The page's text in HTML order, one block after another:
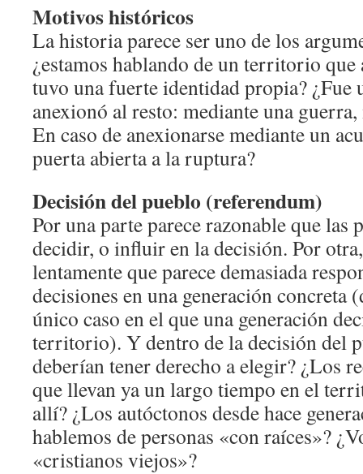
Motivos históricos
La historia parece ser uno de los
¿estamos hablando de un territorio
tuvo una fuerte identidad propia? ¿Fue
anexionó al resto: mediante una
En caso de anexionarse mediante un
puerta abierta a la ruptura?
Decisión del pueblo (referendum)
Por una parte parece razonable que las
decidir, o influir en la decisión. Por
lentamente que parece demasiada
decisiones en una generación concreta
único caso en el que una generación
territorio). Y dentro de la decisión del
deberían tener derecho a elegir? ¿Los
que llevan ya un largo tiempo en el
allí? ¿Los autóctonos desde hace
hablemos de personas «con raíces»?
«cristianos viejos»?